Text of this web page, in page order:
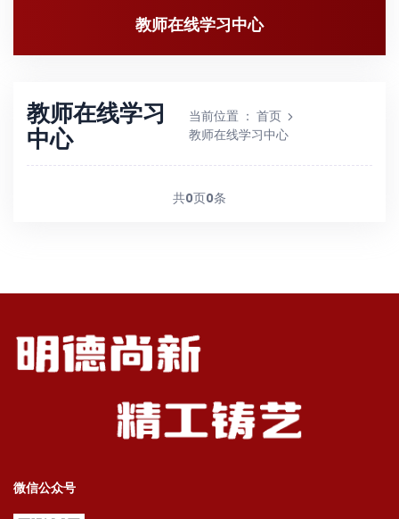
教师在线学习中心
教师在线学习
中心
当前位置 ： 首页
教师在线学习中心
共0页0条
微信公众号